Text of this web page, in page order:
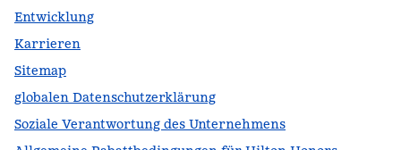
Entwicklung
Karrieren
Sitemap
globalen Datenschutzerklärung
Soziale Verantwortung des Unternehmens